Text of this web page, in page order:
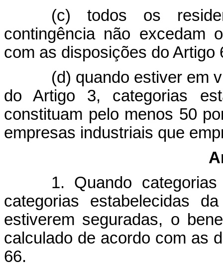
(c) todos os
contingência não excedam
com as disposições do Artigo
(d) quando estiver em
do Artigo 3, categorias
constituam pelo menos 50
empresas industriais que
1. Quando
categorias estabelecidas
estiverem seguradas, o
calculado de acordo com as
66.